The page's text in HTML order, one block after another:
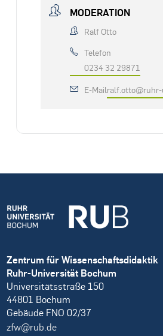
MODERATION
Ralf Otto
Telefon
0234 32 29871
E-Mail
Zentrum für Wissenschaftsdidaktik
Ruhr-Universität Bochum
Universitätsstraße 150
44801 Bochum
Gebäude FNO 02/37
zfw@rub.de